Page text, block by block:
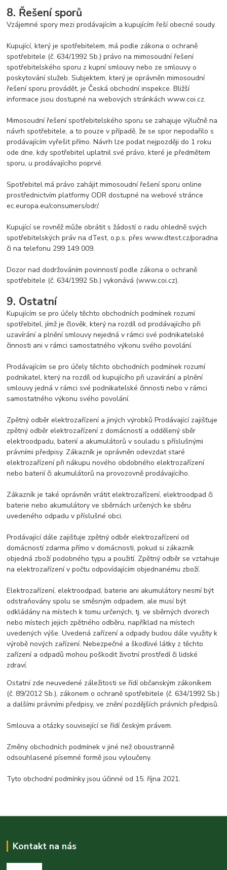
8. Řešení sporů
Vzájemné spory mezi prodávajícím a kupujícím řeší obecné soudy.
Kupující, který je spotřebitelem, má podle zákona o ochraně
spotřebitele (č. 634/1992 Sb.) právo na mimosoudní řešení
spotřebitelského sporu z kupní smlouvy nebo ze smlouvy o
poskytování služeb. Subjektem, který je oprávněn mimosoudní
řešení sporu provádět, je Česká obchodní inspekce. Bližší
informace jsou dostupné na webových stránkách www.coi.cz.
Mimosoudní řešení spotřebitelského sporu se zahajuje výlučně na
návrh spotřebitele, a to pouze v případě, že se spor nepodařilo s
prodávajícím vyřešit přímo. Návrh lze podat nejpozději do 1 roku
ode dne, kdy spotřebitel uplatnil své právo, které je předmětem
sporu, u prodávajícího poprvé.
Spotřebitel má právo zahájit mimosoudní řešení sporu online
prostřednictvím platformy ODR dostupné na webové stránce
ec.europa.eu/consumers/odr/.
Kupující se rovněž může obrátit s žádostí o radu ohledně svých
spotřebitelských práv na dTest, o.p.s. přes www.dtest.cz/poradna
či na telefonu 299 149 009.
Dozor nad dodržováním povinností podle zákona o ochraně
spotřebitele (č. 634/1992 Sb.) vykonává (www.coi.cz).
9. Ostatní
Kupujícím se pro účely těchto obchodních podmínek rozumí
spotřebitel, jímž je člověk, který na rozdíl od prodávajícího při
uzavírání a plnění smlouvy nejedná v rámci své podnikatelské
činnosti ani v rámci samostatného výkonu svého povolání.
Prodávajícím se pro účely těchto obchodních podmínek rozumí
podnikatel, který na rozdíl od kupujícího při uzavírání a plnění
smlouvy jedná v rámci své podnikatelské činnosti nebo v rámci
samostatného výkonu svého povolání.
Zpětný odběr elektrozařízení a jiných výrobků Prodávající zajišťuje
zpětný odběr elektrozařízení z domácností a oddělený sběr
elektroodpadu, baterií a akumulátorů v souladu s příslušnými
právními předpisy. Zákazník je oprávněn odevzdat staré
elektrozařízení při nákupu nového obdobného elektrozařízení
nebo baterií či akumulátorů na provozovně prodávajícího.
Zákazník je také oprávněn vrátit elektrozařízení, elektroodpad či
baterie nebo akumulátory ve sběrnách určených ke sběru
uvedeného odpadu v příslušné obci.
Prodávající dále zajišťuje zpětný odběr elektrozařízení od
domácností zdarma přímo v domácnosti, pokud si zákazník
objedná zboží podobného typu a použití. Zpětný odběr se vztahuje
na elektrozařízení v počtu odpovídajícím objednanému zboží.
Elektrozařízení, elektroodpad, baterie ani akumulátory nesmí být
odstraňovány spolu se směsným odpadem, ale musí být
odkládány na místech k tomu určených, tj. ve sběrných dvorech
nebo místech jejich zpětného odběru, například na místech
uvedených výše. Uvedená zařízení a odpady budou dále využity k
výrobě nových zařízení. Nebezpečné a škodlivé látky z těchto
zařízení a odpadů mohou poškodit životní prostředí či lidské
zdraví.
Ostatní zde neuvedené záležitosti se řídí občanským zákoníkem
(č. 89/2012 Sb.), zákonem o ochraně spotřebitele (č. 634/1992 Sb.)
a dalšími právními předpisy, ve znění pozdějších právních předpisů.
Smlouva a otázky související se řídí českým právem.
Změny obchodních podmínek v jiné než oboustranně
odsouhlasené písemné formě jsou vyloučeny.
Tyto obchodní podmínky jsou účinné od 15. října 2021.
Kontakt na nás